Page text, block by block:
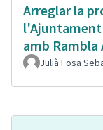
Arreglar la
l'Ajuntament
amb
Julià Fosa